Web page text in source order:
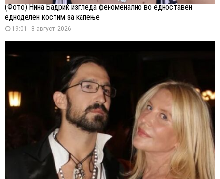
(Фото) Нина Бадриќ изгледа феноменално во едноставен
едноделен костим за капење
19:01 - 8 август, 2026